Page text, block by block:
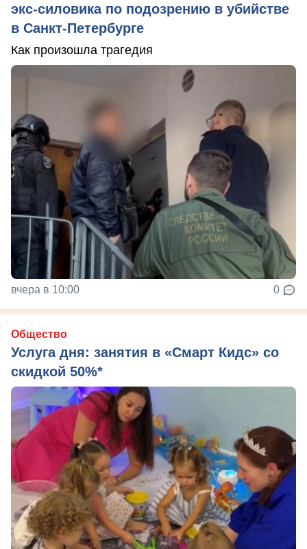
экс-силовика по подозрению в убийстве
в Санкт-Петербурге
Как произошла трагедия
вчера в 10:00 0
Общество
Услуга дня: занятия в «Смарт Кидс» со
скидкой 50%*